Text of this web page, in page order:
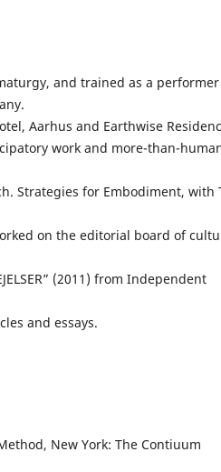
and trained as a
Aarhus and Earthwise
work and more-than-
Strategies for Embodiment, with
on the editorial board of
(2011) from Independent
and essays.
New York: The Contiuum